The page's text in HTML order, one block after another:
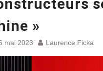
»
mai 2023 Laurence Ficka